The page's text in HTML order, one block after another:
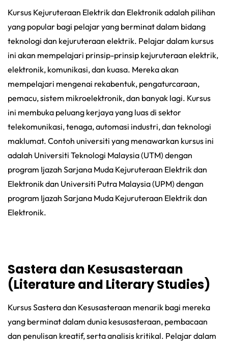
Kursus Kejuruteraan Elektrik dan Elektronik adalah pilihan
yang popular bagi pelajar yang berminat dalam bidang
teknologi dan kejuruteraan elektrik. Pelajar dalam kursus
ini akan mempelajari prinsip-prinsip kejuruteraan elektrik,
elektronik, komunikasi, dan kuasa. Mereka akan
mempelajari mengenai rekabentuk, pengaturcaraan,
pemacu, sistem mikroelektronik, dan banyak lagi. Kursus
ini membuka peluang kerjaya yang luas di sektor
telekomunikasi, tenaga, automasi industri, dan teknologi
maklumat. Contoh universiti yang menawarkan kursus ini
adalah Universiti Teknologi Malaysia (UTM) dengan
program Ijazah Sarjana Muda Kejuruteraan Elektrik dan
Elektronik dan Universiti Putra Malaysia (UPM) dengan
program Ijazah Sarjana Muda Kejuruteraan Elektrik dan
Elektronik.
Sastera dan Kesusasteraan
(Literature and Literary Studies)
Kursus Sastera dan Kesusasteraan menarik bagi mereka
yang berminat dalam dunia kesusasteraan, pembacaan
dan penulisan kreatif, serta analisis kritikal. Pelajar dalam